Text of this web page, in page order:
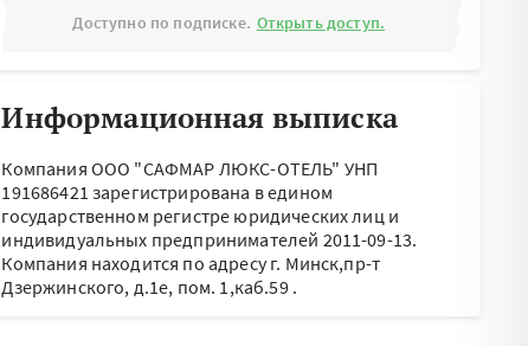
Доступно по подписке. Открыть доступ.
Информационная выписка
Компания ООО "САФМАР ЛЮКС-ОТЕЛЬ" УНП
191686421 зарегистрирована в едином
государственном регистре юридических лиц и
индивидуальных предпринимателей 2011-09-13.
Компания находится по адресуг. Минск,пр-т
Дзержинского, д.1е, пом. 1,каб.59.